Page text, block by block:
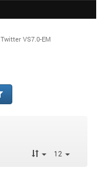
Twitter VS7.0-EM
12